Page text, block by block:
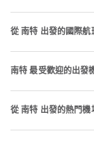
從 南特 出發的國際航
南特 最受歡迎的出發
從 南特 出發的熱門機